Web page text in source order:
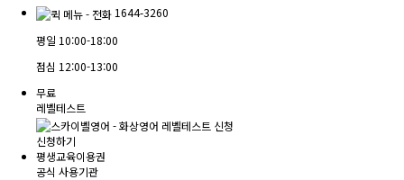
1644-3260
평일 10:00-18:00
점심 12:00-13:00
무료
레벨테스트
신청하기
평생교육이용권
공식 사용기관